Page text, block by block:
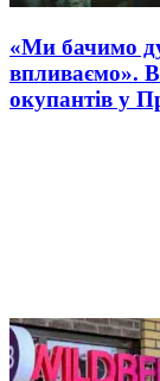
«Ми бачимо
впливаємо».
окупантів у